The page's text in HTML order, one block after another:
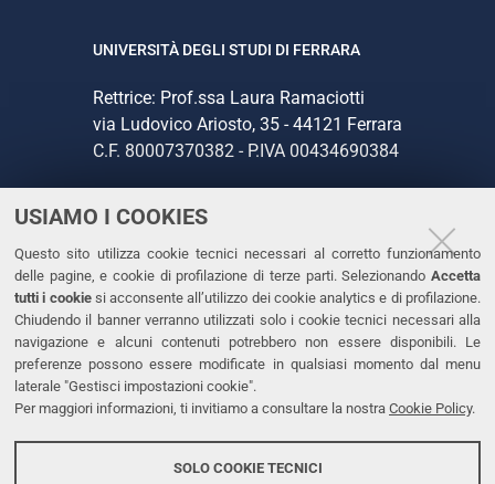
USIAMO I COOKIES
Questo sito utilizza cookie tecnici necessari al corretto funzionamento
delle pagine, e cookie di profilazione di terze parti. Selezionando Accetta
tutti i cookiesi acconsente all’utilizzo dei cookie analytics e di profilazione.
Chiudendo il banner verranno utilizzati solo i cookie tecnici necessari alla
navigazione e alcuni contenuti potrebbero non essere disponibili. Le
preferenze possono essere modificate in qualsiasi momento dal menu
laterale "Gestisci impostazioni cookie".
Per maggiori informazioni, ti invitiamo a consultare la nostra Cookie Policy.
SOLO COOKIE TECNICI
UNIVERSITÀ DEGLI STUDI DI FERRARA
Rettrice: Prof.ssa Laura Ramaciotti
via Ludovico Ariosto, 35 - 44121 Ferrara
C.F. 80007370382 - P.IVA 00434690384
CONTATTI
Tel. +39 0532 293111
Fax. +39 0532 293031
PEC
LINKS
Dichiarazione di accessibilità